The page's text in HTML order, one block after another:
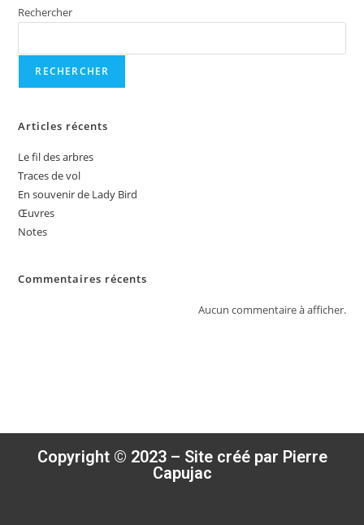
Rechercher
RECHERCHER
Articles récents
Le fil des arbres
Traces de vol
En souvenir de Lady Bird
Œuvres
Notes
Commentaires récents
Aucun commentaire à afficher.
Copyright © 2023 – Site créé par Pierre
Capujac